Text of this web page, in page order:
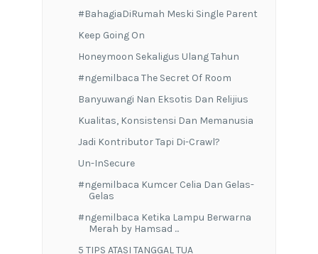
#BahagiaDiRumah Meski Single Parent
Keep Going On
Honeymoon Sekaligus Ulang Tahun
#ngemilbaca The Secret Of Room
Banyuwangi Nan Eksotis Dan Relijius
Kualitas, Konsistensi Dan Memanusia
Jadi Kontributor Tapi Di-Crawl?
Un-InSecure
#ngemilbaca Kumcer Celia Dan Gelas-
Gelas
#ngemilbaca Ketika Lampu Berwarna
Merah by Hamsad ...
5 TIPS ATASI TANGGAL TUA